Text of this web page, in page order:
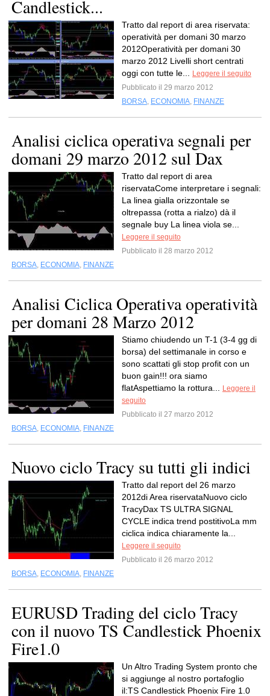
Candlestick...
Tratto dal report di area riservata:
operatività per domani 30 marzo
2012Operatività per domani 30
marzo 2012 Livelli short centrati
oggi con tutte le...
Leggere il seguito
Pubblicato il 29 marzo 2012
BORSA, ECONOMIA, FINANZE
Analisi ciclica operativa segnali per
domani 29 marzo 2012 sul Dax
Tratto dal report di area
riservataCome interpretare i segnali:
La linea gialla orizzontale se
oltrepassa (rotta a rialzo) dà il
segnale buy La linea viola se...
Leggere il seguito
Pubblicato il 28 marzo 2012
BORSA, ECONOMIA, FINANZE
Analisi Ciclica Operativa operatività
per domani 28 Marzo 2012
Stiamo chiudendo un T-1 (3-4 gg di
borsa) del settimanale in corso e
sono scattati gli stop profit con un
buon gain!!! ora siamo
flatAspettiamo la rottura...
Leggere il
seguito
Pubblicato il 27 marzo 2012
BORSA, ECONOMIA, FINANZE
Nuovo ciclo Tracy su tutti gli indici
Tratto dal report del 26 marzo
2012di Area riservataNuovo ciclo
TracyDax TS ULTRA SIGNAL
CYCLE indica trend postitivoLa mm
ciclica indica chiaramente la...
Leggere il seguito
Pubblicato il 26 marzo 2012
BORSA, ECONOMIA, FINANZE
EURUSD Trading del ciclo Tracy
con il nuovo TS Candlestick Phoenix
Fire1.0
Un Altro Trading System pronto che
si aggiunge al nostro portafoglio
il:TS Candlestick Phoenix Fire 1.0